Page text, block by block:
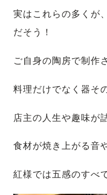
実はこれらの多くが
だそう！
ご自身の陶房で制作
料理だけでなく器そ
店主の人生や趣味が
食材が焼き上がる音
紅様では五感のすべ